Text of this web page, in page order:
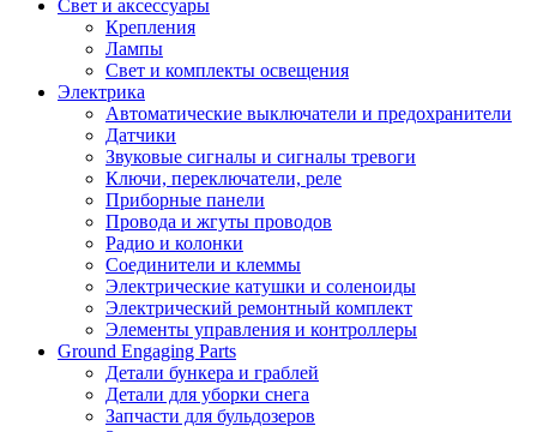
Свет и аксессуары
Крепления
Лампы
Свет и комплекты освещения
Электрика
Автоматические выключатели и предохранители
Датчики
Звуковые сигналы и сигналы тревоги
Ключи, переключатели, реле
Приборные панели
Провода и жгуты проводов
Радио и колонки
Соединители и клеммы
Электрические катушки и соленоиды
Электрический ремонтный комплект
Элементы управления и контроллеры
Ground Engaging Parts
Детали бункера и граблей
Детали для уборки снега
Запчасти для бульдозеров